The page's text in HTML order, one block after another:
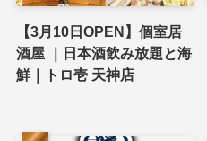
【3月10日OPEN】個室居
酒屋 ｜日本酒飲み放題と海
鮮｜トロ壱 天神店